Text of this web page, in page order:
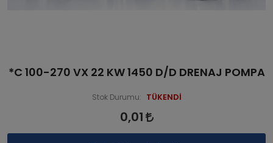
*C 100-270 VX 22 KW 1450 D/D DRENAJ POMPA
Stok Durumu: TÜKENDİ
0,01